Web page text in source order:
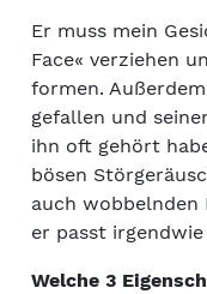
Er muss mein
Face« verziehen
formen.
gefallen und
ihn oft gehört
bösen
auch wobbelnden
er passt
Welche 3